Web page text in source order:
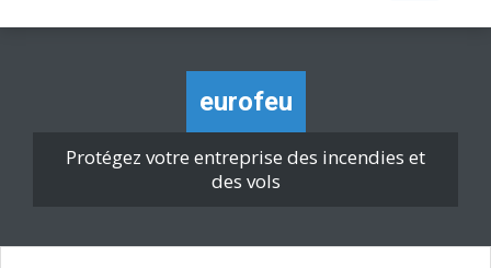
eurofeu
Protégez votre entreprise des incendies et
des vols